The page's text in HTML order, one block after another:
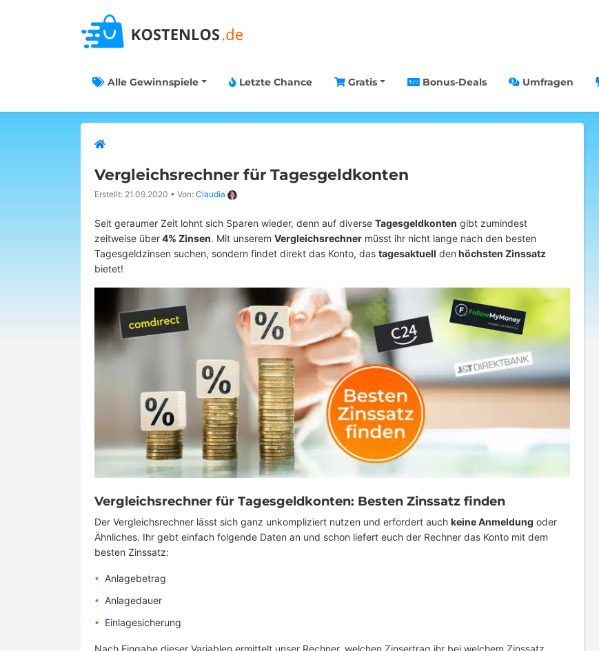
Alle Gewinnspiele Letzte Chance Gratis Bonus-Deals Umfragen
Vergleichsrechner für Tagesgeldkonten
Erstellt: 21.09.2020 • Von: Claudia
Seit geraumer Zeit lohnt sich Sparen wieder, denn auf diverse Tagesgeldkonten gibt zumindest
zeitweise über4% Zinsen. Mit unserem Vergleichsrechner müsst ihr nicht lange nach den besten
Tagesgeldzinsen suchen, sondern findet direkt das Konto, das tagesaktuell den höchsten Zinssatz
bietet!
Vergleichsrechner für Tagesgeldkonten: Besten Zinssatz finden
Der Vergleichsrechner lässt sich ganz unkompliziert nutzen und erfordert auch keine Anmeldung oder
Ähnliches. Ihr gebt einfach folgende Daten an und schon liefert euch der Rechner das Konto mit dem
besten Zinssatz:
Anlagebetrag
Anlagedauer
Einlagesicherung
Nach Eingabe dieser Variablen ermittelt unser Rechner, welchen Zinsertrag ihr bei welchem Zinssatz